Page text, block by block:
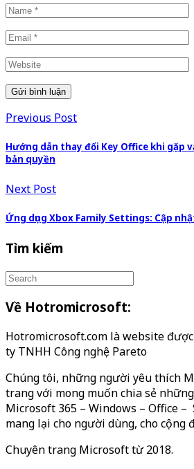
Previous Post
Hướng dẫn thay đổi Key Office khi gặp
bản quyền
Next Post
Ứng dụng Xbox Family Settings: Cập
Tìm kiếm
Về Hotromicrosoft:
Hotromicrosoft.com là website
ty TNHH Công nghệ Pareto
Chúng tôi, những người yêu thích
trang với mong muốn chia sẻ
Microsoft 365 – Windows – Office –
mang lại cho người dùng, cho cộng
Chuyên trang Microsoft từ 2018.